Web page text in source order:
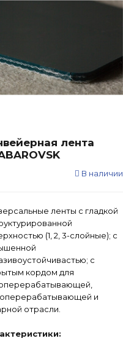
лента
В наличии
ленты с гладкой
(1, 2, 3-слойные); с
с
кордом для
и
отрасли.